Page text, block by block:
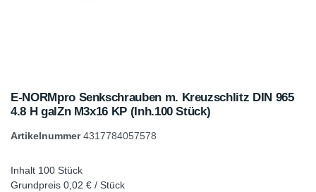
E-NORMpro Senkschrauben m. Kreuzschlitz DIN 965
4.8 H galZn M3x16 KP (Inh.100 Stück)
Artikelnummer4317784057578
Inhalt 100 Stück
Grundpreis 0,02 € / Stück